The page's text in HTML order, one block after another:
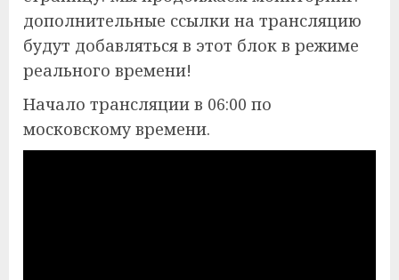
дополнительные ссылки на трансляцию
будут добавляться в этот блок в режиме
реального времени!
Начало трансляции в 06:00 по
московскому времени.